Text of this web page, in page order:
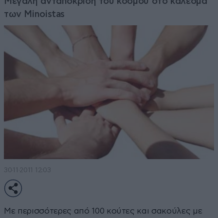
των Minoistas
30·11·2011 12:03
Με περισσότερες από 100 κούτες και σακούλες με